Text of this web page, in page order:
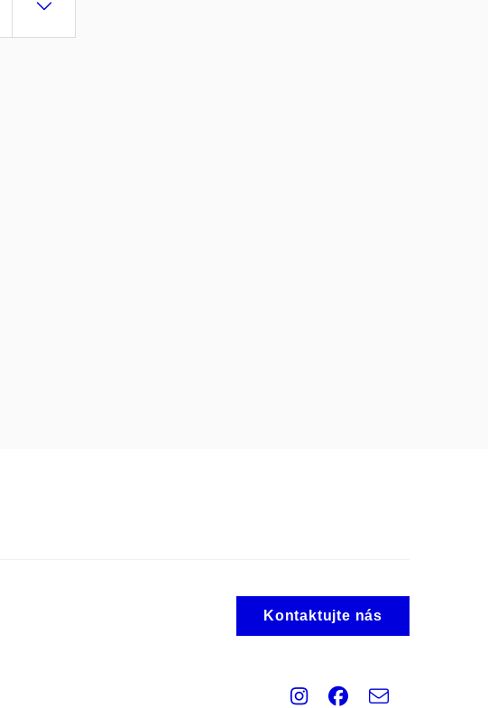
Kontaktujte nás
Instagram
Facebook
e-